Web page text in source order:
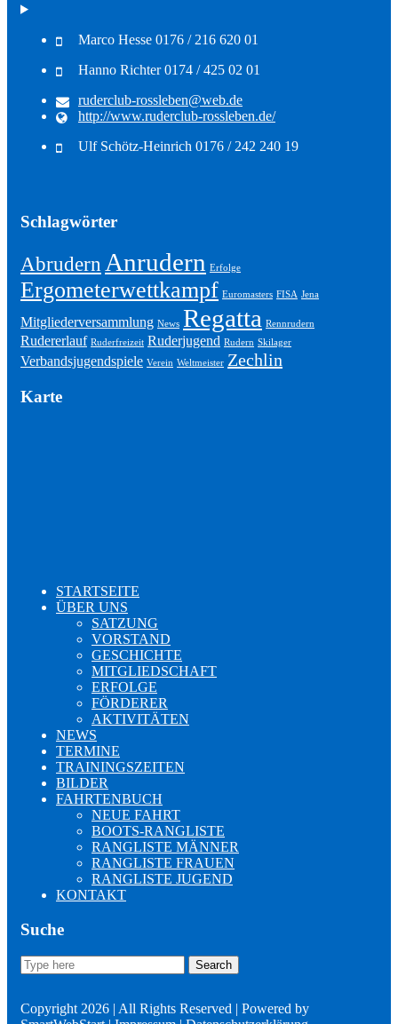
Marco Hesse 0176 / 216 620 01
Hanno Richter 0174 / 425 02 01
ruderclub-rossleben@web.de
http://www.ruderclub-rossleben.de/
Ulf Schötz-Heinrich 0176 / 242 240 19
Schlagwörter
Abrudern Anrudern Erfolge
Ergometerwettkampf Euromasters FISA Jena
Mitgliederversammlung News Regatta Rennrudern
Rudererlauf Ruderfreizeit Ruderjugend Rudern Skilager
Verbandsjugendspiele Verein Weltmeister Zechlin
Karte
STARTSEITE
ÜBER UNS
SATZUNG
VORSTAND
GESCHICHTE
MITGLIEDSCHAFT
ERFOLGE
FÖRDERER
AKTIVITÄTEN
NEWS
TERMINE
TRAININGSZEITEN
BILDER
FAHRTENBUCH
NEUE FAHRT
BOOTS-RANGLISTE
RANGLISTE MÄNNER
RANGLISTE FRAUEN
RANGLISTE JUGEND
KONTAKT
Suche
Search
for:
Search
Copyright 2026 | All Rights Reserved | Powered by